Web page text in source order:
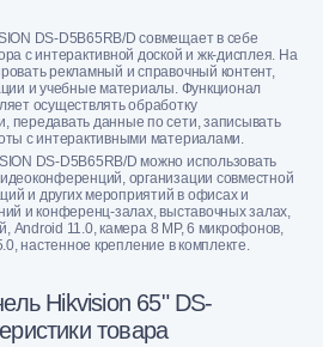
DS-D5B65RB/D совмещает в себе
с интерактивной доской и жк-дисплея. На
рекламный и справочный контент,
и учебные материалы. Функционал
осуществлять обработку
передавать данные по сети, записывать
с интерактивными материалами.
DS-D5B65RB/D можно использовать
организации совместной
и других мероприятий в офисах и
и конференц-залах, выставочных залах,
Android 11.0, камера 8 MP, 6 микрофонов,
настенное крепление в комплекте.
Hikvision 65" DS-
товара